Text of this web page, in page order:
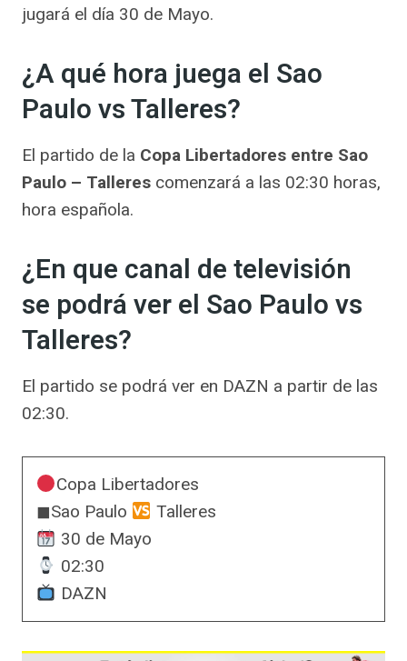
jugará el día 30 de Mayo.
¿A qué hora juega el Sao
Paulo vs Talleres?
El partido de la Copa Libertadores entre Sao
Paulo – Talleres comenzará a las 02:30 horas,
hora española.
¿En que canal de televisión
se podrá ver el Sao Paulo vs
Talleres?
El partido se podrá ver en DAZN a partir de las
02:30.
Copa Libertadores
◼Sao Paulo
Talleres
30 de Mayo
02:30
DAZN